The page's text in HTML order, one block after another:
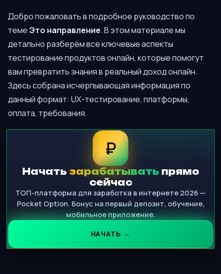
Добро пожаловать в подробное руководство по
темеЭто направление. В этом материале мы
детально разберём все ключевые аспекты
тестирование продуктов онлайн, которые помогут
вам превратить знания в реальный доход онлайн.
Здесь собрана исчерпывающая информация по
данный формат: UX-тестирование, платформы,
оплата, требования.
₽
Начать зарабатывать прямо
сейчас
ТОП-платформа для заработка в интернете 2026 —
Pocket Option. Бонус на первый депозит, обучение,
мобильное приложение.
НАЧАТЬ →